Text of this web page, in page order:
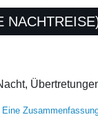
Eine